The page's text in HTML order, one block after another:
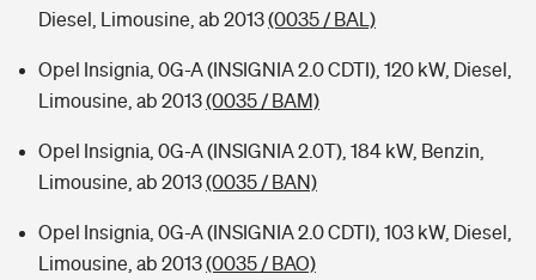
Diesel, Limousine, ab 2013(0035 / BAL)
Opel Insignia, 0G-A (INSIGNIA 2.0 CDTI), 120 kW, Diesel,
Limousine, ab 2013(0035 / BAM)
Opel Insignia, 0G-A (INSIGNIA 2.0T), 184 kW, Benzin,
Limousine, ab 2013(0035 / BAN)
Opel Insignia, 0G-A (INSIGNIA 2.0 CDTI), 103 kW, Diesel,
Limousine, ab 2013(0035 / BAO)